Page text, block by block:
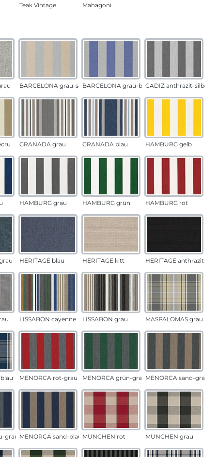
Teak Vintage Mahagoni
BARCELONA grau-sandBARCELONA grau-blauCADÍZ anthrazit-silber
GRANADA grau GRANADA blau HAMBURG gelb
HAMBURG grau HAMBURG grün HAMBURG rot
HERITAGE blau HERITAGE kitt HERITAGE anthrazit
LISSABON cayenne LISSABON grau MASPALOMAS grau
MENORCA rot-grau MENORCA grün-grau MENORCA sand-grau
grau MENORCA sand-blau MÜNCHEN rot MÜNCHEN grau